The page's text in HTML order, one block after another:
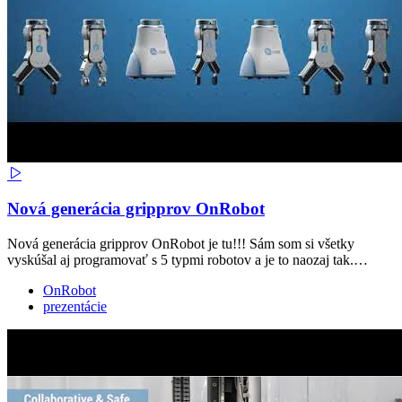
Nová generácia gripprov OnRobot
Nová generácia gripprov OnRobot je tu!!! Sám som si všetky
vyskúšal aj programovať s 5 typmi robotov a je to naozaj tak.…
OnRobot
prezentácie